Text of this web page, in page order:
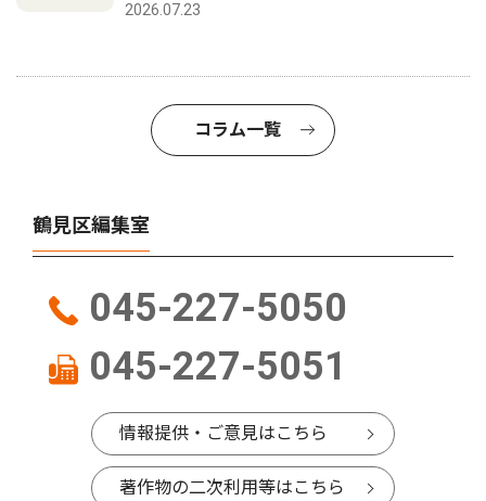
2026.07.23
コラム一覧
鶴見区編集室
045-227-5050
045-227-5051
情報提供・ご意見はこちら
著作物の二次利用等はこちら